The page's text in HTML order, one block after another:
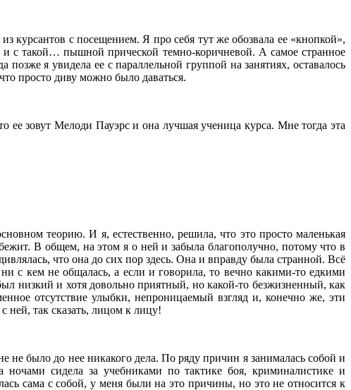
курсантов с посещением. Я про себя тут же обозвала ее «кнопкой»,
и с такой… пышной прической темно-коричневой. А самое странное
я увидела ее с параллельной группой на занятиях, оставалось
просто диву можно было даваться.
ее зовут Мелоди Пауэрс и она лучшая ученица курса. Мне тогда эта
теорию. И я, естественно, решила, что это просто маленькая
В общем, на этом я о ней и забыла благополучно, потому что в
что она до сих пор здесь. Она и вправду была странной. Всё
с кем не общалась, а если и говорила, то вечно какими-то едкими
низкий и хотя довольно приятный, но какой-то безжизненный, как
отсутствие улыбки, непроницаемый взгляд и, конечно же, эти
ней, так сказать, лицом к лицу!
не было до нее никакого дела. По ряду причин я занималась собой и
сидела за учебниками по тактике боя, криминалистике и
сама с собой, у меня были на это причины, но это не относится к